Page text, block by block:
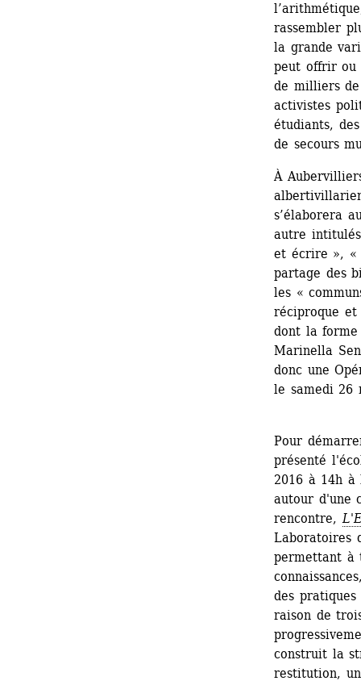
rassembler
la grande
peut offrir ou
de milliers de
activistes
étudiants,
de secours
À
s’élaborera
autre
et écrire », «
partage des
les «
réciproque et
dont la
Marinella
donc une
le samedi 26
Pour
présenté
2016 à 14h à
autour d'une
rencontre,
Laboratoires
permettant à
des
raison de
construit la
restitution,